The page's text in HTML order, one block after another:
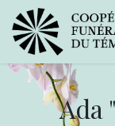
Ada